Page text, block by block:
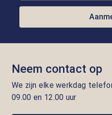
Neem contact op
We zijn elke werkdag
09.00 en 12.00 uur